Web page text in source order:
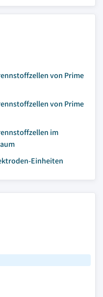
von Prime
von Prime
im
Einheiten